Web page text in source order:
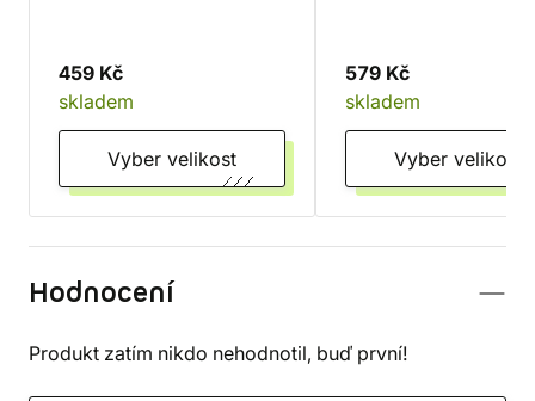
459 Kč
skladem
Vyber velikost
579 Kč
skladem
Vyber velikost
Hodnocení
Produkt zatím nikdo nehodnotil, buď první!